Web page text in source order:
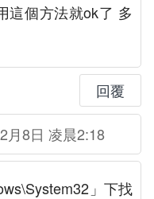
這個方法就ok了 多
回覆
月8日 凌晨2:18
」下找